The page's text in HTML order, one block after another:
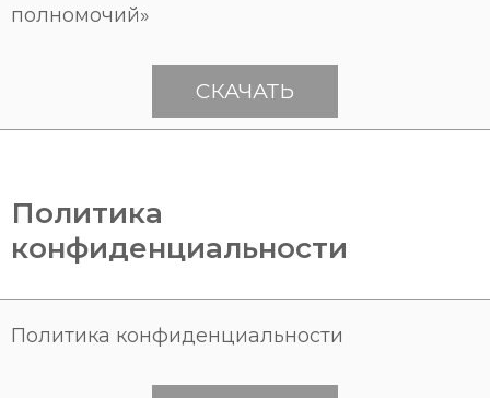
полномочий»
СКАЧАТЬ
Политика
конфиденциальности
Политика конфиденциальности